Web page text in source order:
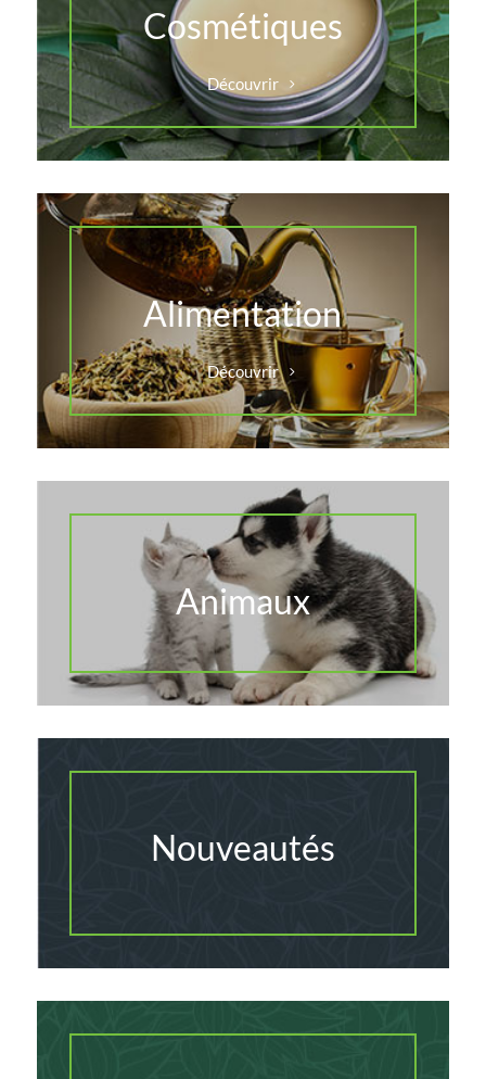
Cosmétiques
Découvrir
Alimentation
Découvrir
Animaux
Nouveautés